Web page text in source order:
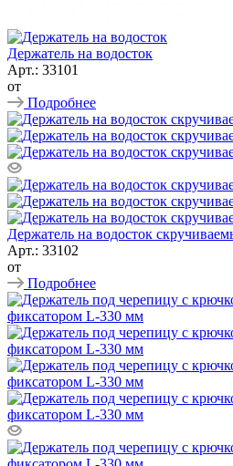
Держатель на водосток
Арт.: 33101
от
Подробнее
Держатель на водосток
Арт.: 33102
от
Подробнее